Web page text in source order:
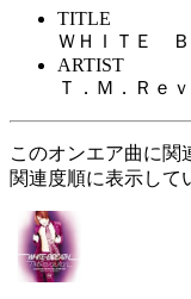
TITLE
ＷＨＩＴＥ Ｂ
ARTIST
Ｔ．Ｍ．Ｒｅ
このオンエア曲に関
関連度順に表示して